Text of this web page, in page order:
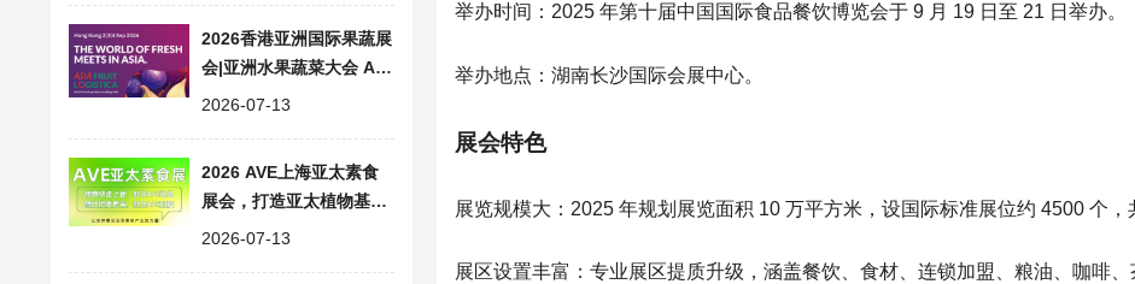
2026香港亚洲国际果蔬展
会|亚洲水果蔬菜大会 ASI
A FRUIT LOGISTICA
2026-07-13
2026 AVE上海亚太素食
展会，打造亚太植物基产
业交流高地
2026-07-13
举办时间：2025 年第十届中国国际食品餐饮博览会于 9 月 19 日至 21 日举办。
举办地点：湖南长沙国际会展中心。
展会特色
展览规模大：2025 年规划展览面积 10 万平方米，设国际标准展位约 4500 个，
展区设置丰富：专业展区提质升级，涵盖餐饮、食材、连锁加盟、粮油、咖啡